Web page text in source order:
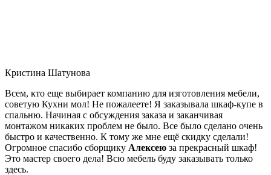
Кристина Шатунова
Всем, кто еще выбирает компанию для изготовления мебели,
советую Кухни мол! Не пожалеете! Я заказывала шкаф-купе в
спальню. Начиная с обсуждения заказа и заканчивая
монтажом никаких проблем не было. Все было сделано очень
быстро и качественно. К тому же мне ещё скидку сделали!
Огромное спасибо сборщику Алексею за прекрасный шкаф!
Это мастер своего дела! Всю мебель буду заказывать только
здесь.